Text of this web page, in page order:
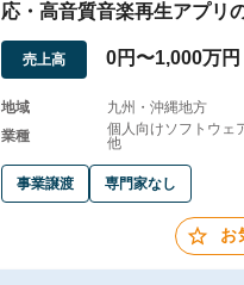
応・高音質音楽再生アプリ
売上高 0円〜1,000万円
地域
九州・沖縄地方
業種
個人向けソフトウェ
他
事業譲渡 専門家なし
お